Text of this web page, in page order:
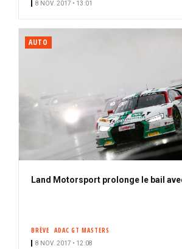
8 NOV. 2017 • 13:01
AUTO
Land Motorsport prolonge le bail
BRÈVE ADAC GT MASTERS
8 NOV. 2017 • 12:08